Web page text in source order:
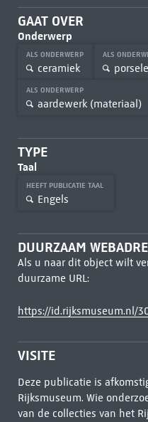
GAAT OVER
Onderwerp
ALS ONDERWERP
ceramiek
ALS
ALS ONDERWERP
aardewerk (materiaal)
TYPE
Taal
HEEFT PUBLICATIE TAAL
Engels
DUURZAAM
Als u naar dit object wilt
duurzame URL:
https://id.rijksmuseum.nl/
VISITE
Deze publicatie is
Rijksmuseum. Wie
van de collecties van het